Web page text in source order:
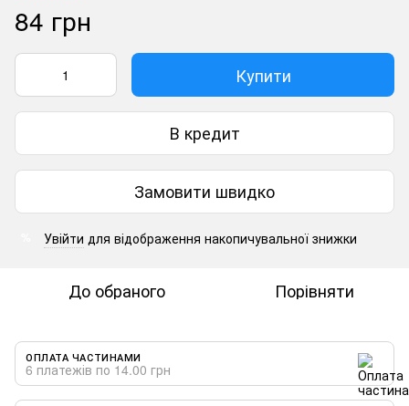
84 грн
Купити
В кредит
Замовити швидко
Увійти для відображення накопичувальної знижки
До обраного Порівняти
ОПЛАТА ЧАСТИНАМИ
6 платежів по 14.00 грн